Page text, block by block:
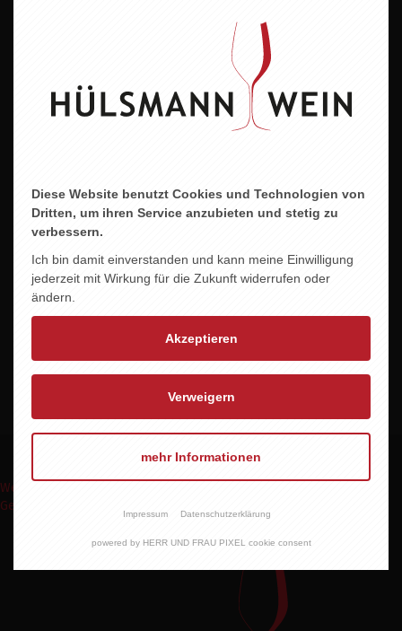
Deutschland
Jahrgang
2024
Alkoholgehalt
12,0 %vol.
Enthält Sulfite
Weinpakete
Geschenke Express
Diese Website benutzt Cookies und Technologien von
Dritten, um ihren Service anzubieten und stetig zu
verbessern.
Ich bin damit einverstanden und kann meine Einwilligung
jederzeit mit Wirkung für die Zukunft widerrufen oder
ändern.
Akzeptieren
Verweigern
mehr Informationen
Impressum Datenschutzerklärung
powered by HERR UND FRAU PIXEL cookie consent